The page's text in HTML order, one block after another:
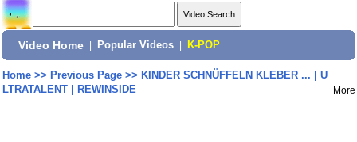
Video Home Popular Videos K-POP
Home>> Previous Page>> KINDER SCHNÜFFELN KLEBER ... | U
LTRATALENT | REWINSIDE
More